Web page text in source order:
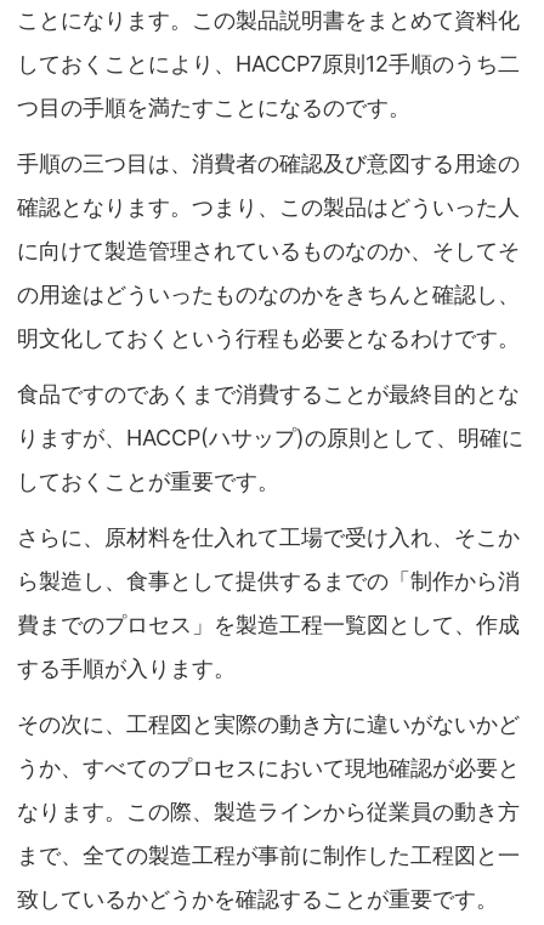
ことになります。この製品説明書をまとめて資料化
しておくことにより、HACCP7原則12手順のうち二
つ目の手順を満たすことになるのです。
手順の三つ目は、消費者の確認及び意図する用途の
確認となります。つまり、この製品はどういった人
に向けて製造管理されているものなのか、そしてそ
の用途はどういったものなのかをきちんと確認し、
明文化しておくという行程も必要となるわけです。
食品ですのであくまで消費することが最終目的とな
りますが、HACCP(ハサップ)の原則として、明確に
しておくことが重要です。
さらに、原材料を仕入れて工場で受け入れ、そこか
ら製造し、食事として提供するまでの「制作から消
費までのプロセス」を製造工程一覧図として、作成
する手順が入ります。
その次に、工程図と実際の動き方に違いがないかど
うか、すべてのプロセスにおいて現地確認が必要と
なります。この際、製造ラインから従業員の動き方
まで、全ての製造工程が事前に制作した工程図と一
致しているかどうかを確認することが重要です。